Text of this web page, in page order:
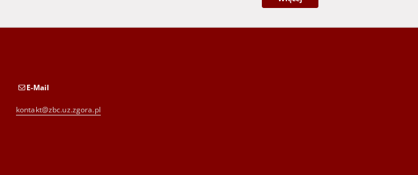
E-Mail
kontakt@zbc.uz.zgora.pl